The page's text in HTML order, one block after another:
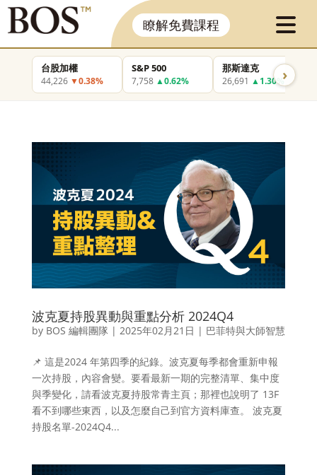
瞭解免費課程
台股加權
44,226 ▼0.38%
S&P 500
7,758 ▲0.62%
那斯達克
26,691 ▲1.30%›
波克夏持股異動與重點分析 2024Q4
by BOS 編輯團隊| 2025年02月21日 | 巴菲特與大師智慧
📌 這是2024 年第四季的紀錄。波克夏每季都會重新申報
一次持股，內容會變。要看最新一期的完整清單、集中度
與季變化，請看波克夏持股常青主頁；那裡也說明了 13F
看不到哪些東西，以及怎麼自己到官方資料庫查。 波克夏
持股名單-2024Q4...